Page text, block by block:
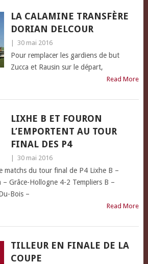
LA CALAMINE TRANSFÈRE
DORIAN DELCOUR
30 mai 2016
Pour remplacer les gardiens de but
Zucca et Rausin sur le départ,
Read More
LIXHE B ET FOURON
L’EMPORTENT AU TOUR
FINAL DES P4
30 mai 2016
matchs du tour final de P4 Lixhe B –
Grâce-Hollogne 4-2 Templiers B –
Bois –
Read More
TILLEUR EN FINALE DE LA
COUPE